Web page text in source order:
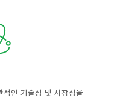
인 기술성 및 시장성을